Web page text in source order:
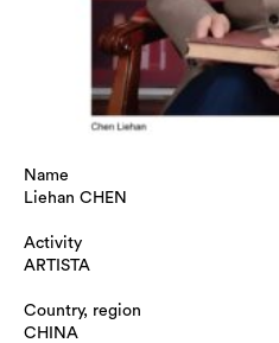
Name
Liehan CHEN
Activity
ARTISTA
Country, region
CHINA